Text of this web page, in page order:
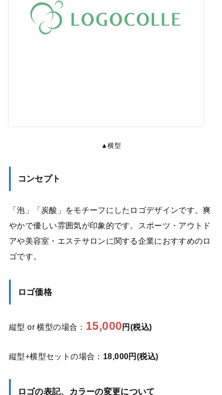
▲横型
コンセプト
「泡」「炭酸」をモチーフにしたロゴデザインです。爽
やかで優しい雰囲気が印象的です。スポーツ・アウトド
アや美容室・エステサロンに関する企業におすすめのロ
ゴです。
ロゴ価格
縦型 or 横型の場合： 15,000 円(税込)
縦型+横型セットの場合： 18,000円(税込)
ロゴの表記、カラーの変更について